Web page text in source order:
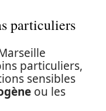
particuliers
particuliers,
sensibles
ou les